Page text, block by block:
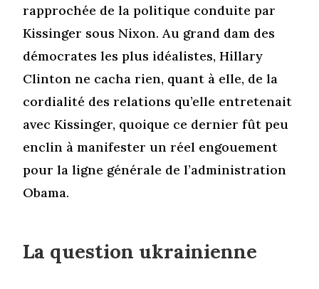
rapprochée de la politique conduite par
Kissinger sous Nixon. Au grand dam des
démocrates les plus idéalistes, Hillary
Clinton ne cacha rien, quant à elle, de la
cordialité des relations qu’elle entretenait
avec Kissinger, quoique ce dernier fût peu
enclin à manifester un réel engouement
pour la ligne générale de l’administration
Obama.
La question ukrainienne